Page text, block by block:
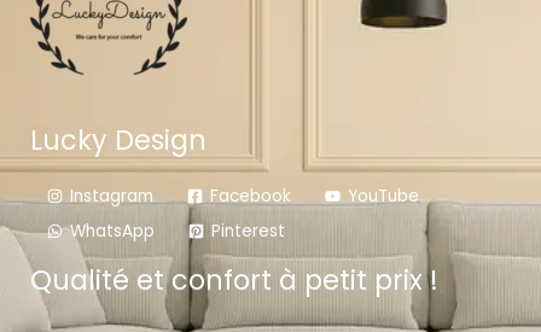
Lucky Design
Instagram Facebook
YouTube
WhatsApp
Pinterest
Qualité et confort à petit prix !